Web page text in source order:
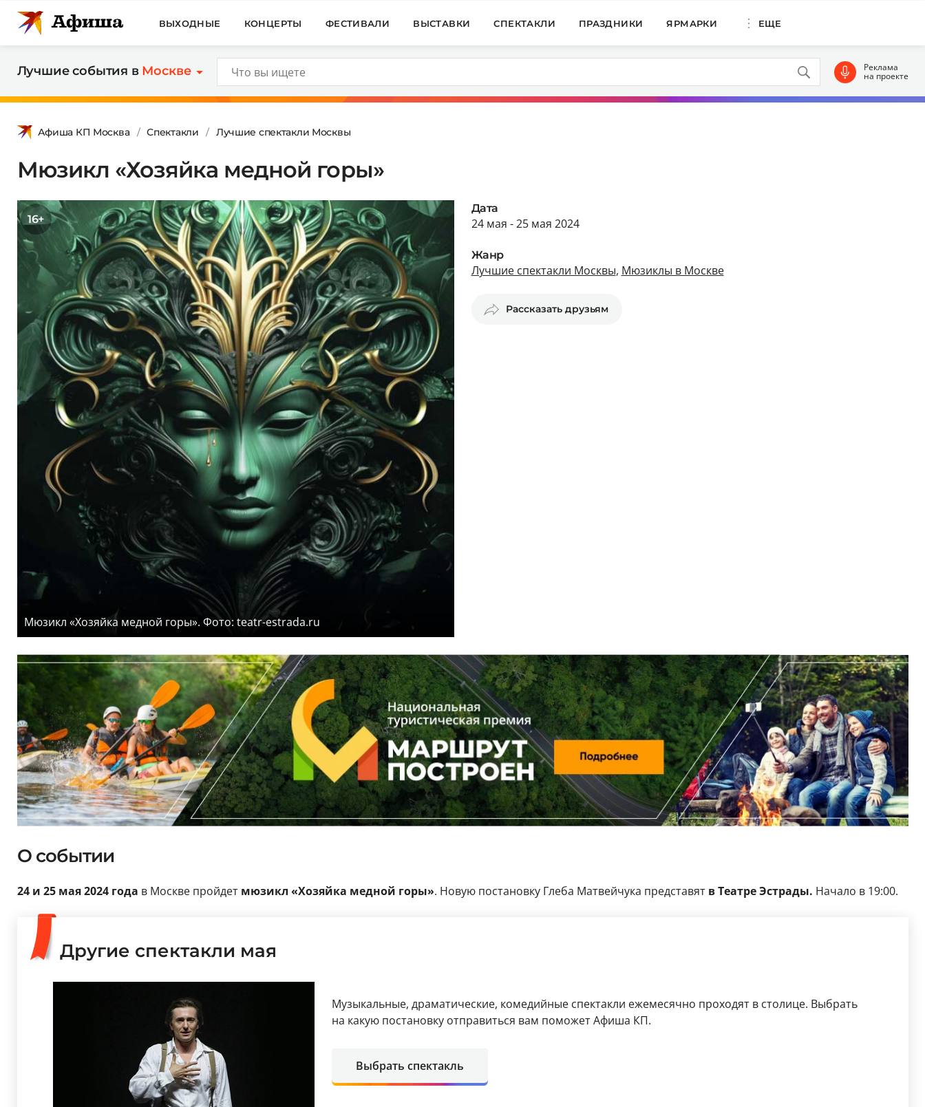
ВЫХОДНЫЕ КОНЦЕРТЫ ФЕСТИВАЛИ ВЫСТАВКИ СПЕКТАКЛИ ПРАЗДНИКИ ЯРМАРКИ ЕЩЕ
Лучшие события в Москве Реклама
на проекте
Афиша КП Москва Спектакли Лучшие спектакли Москвы
Мюзикл «Хозяйка медной горы»
16+
Мюзикл «Хозяйка медной горы». Фото: teatr-estrada.ru
Дата
24 мая - 25 мая 2024
Жанр
Лучшие спектакли Москвы, Мюзиклы в Москве
Рассказать друзьям
О событии
24 и 25 мая 2024 года в Москве пройдет мюзикл «Хозяйка медной горы». Новую постановку Глеба Матвейчука представят в Театре Эстрады. Начало в 19:00.
Другие спектакли мая
Музыкальные, драматические, комедийные спектакли ежемесячно проходят в столице. Выбрать
на какую постановку отправиться вам поможет Афиша КП.
Выбрать спектакль